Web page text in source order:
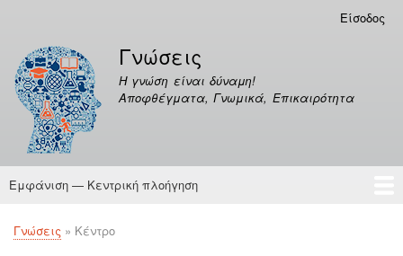
περιεχόμενο
λογαριασμού
χρήστη
Είσοδος
Γνώσεις
Η γνώση είναι δύναμη!
Αποφθέγματα, Γνωμικά, Επικαιρότητα
Κεντρική
Εμφάνιση — Κεντρική πλοήγηση
Γνώσεις
Αποφθέγματα
Breadcrumb
Γνώσεις Κέντρο